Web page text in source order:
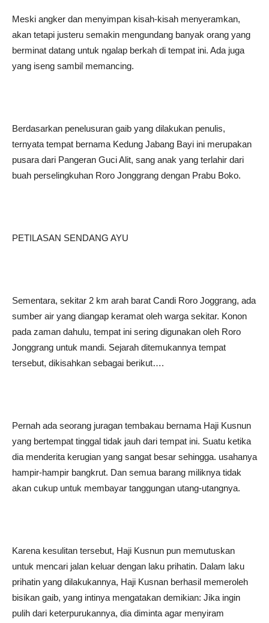
Meski angker dan menyimpan kisah-kisah menyeramkan,
akan tetapi justeru semakin mengundang banyak orang yang
berminat datang untuk ngalap berkah di tempat ini. Ada juga
yang iseng sambil memancing.
Berdasarkan penelusuran gaib yang dilakukan penulis,
ternyata tempat bernama Kedung Jabang Bayi ini merupakan
pusara dari Pangeran Guci Alit, sang anak yang terlahir dari
buah perselingkuhan Roro Jonggrang dengan Prabu Boko.
PETILASAN SENDANG AYU
Sementara, sekitar 2 km arah barat Candi Roro Joggrang, ada
sumber air yang diangap keramat oleh warga sekitar. Konon
pada zaman dahulu, tempat ini sering digunakan oleh Roro
Jonggrang untuk mandi. Sejarah ditemukannya tempat
tersebut, dikisahkan sebagai berikut….
Pernah ada seorang juragan tembakau bernama Haji Kusnun
yang bertempat tinggal tidak jauh dari tempat ini. Suatu ketika
dia menderita kerugian yang sangat besar sehingga. usahanya
hampir-hampir bangkrut. Dan semua barang miliknya tidak
akan cukup untuk membayar tanggungan utang-utangnya.
Karena kesulitan tersebut, Haji Kusnun pun memutuskan
untuk mencari jalan keluar dengan laku prihatin. Dalam laku
prihatin yang dilakukannya, Haji Kusnan berhasil memeroleh
bisikan gaib, yang intinya mengatakan demikian: Jika ingin
pulih dari keterpurukannya, dia diminta agar menyiram